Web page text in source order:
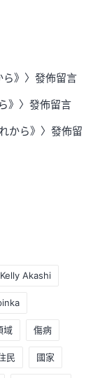
》 〉發佈留言
》 〉發佈留言
から》 〉發佈留
Kelly Akashi
域 傷病
民 國家